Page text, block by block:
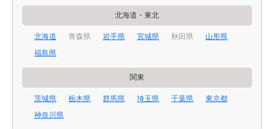
北海道・東北
北海道 青森県 岩手県 宮城県 秋田県
山形県
福島県
関東
茨城県 栃木県 群馬県 埼玉県 千葉県
東京都
神奈川県